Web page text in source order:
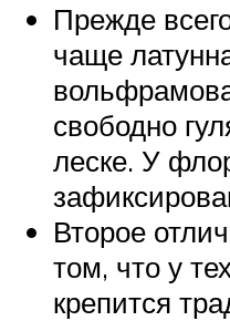
Прежде
чаще
свободно
леске. У
Второе
том, что у
крепится